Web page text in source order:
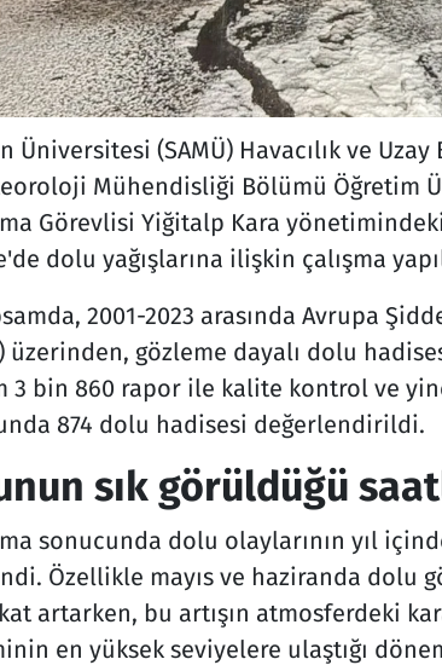
Üniversitesi (SAMÜ) Havacılık ve
Mühendisliği Bölümü Öğretim
Görevlisi Yiğitalp Kara
dolu yağışlarına ilişkin çalışma
2001-2023 arasında Avrupa
üzerinden, gözleme dayalı dolu
3 bin 860 rapor ile kalite kontrol ve
874 dolu hadisesi değerlendirildi.
sık görüldüğü
sonucunda dolu olaylarının yıl
Özellikle mayıs ve haziranda dolu
artarken, bu artışın atmosferdeki
en yüksek seviyelere ulaştığı